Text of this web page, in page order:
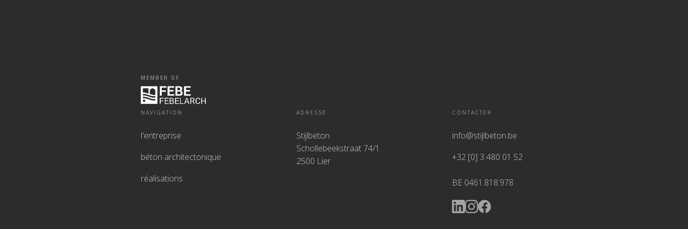
MEMBER OF
NAVIGATION
l'entreprise
béton architectonique
réalisations
CONTACTER
info@stijlbeton.be
+32 [0] 3 480 01 52
BE 0461.818.978
ADRESSE
Stijlbeton
Schollebeekstraat 74/1
2500 Lier